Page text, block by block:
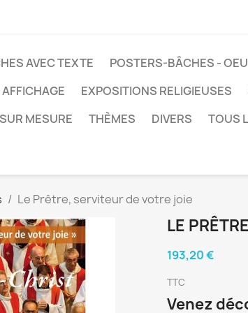
AVEC TEXTE POSTERS-BÂCHES -
EXPOSITIONS RELIGIEUSES
SUR MESURE
THÈMES DIVERS TOUS
Le Prêtre, serviteur de votre joie
LE
193,20 €
TTC
Venez